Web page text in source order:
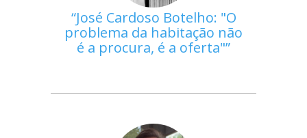
José Cardoso Botelho: "O
problema da habitação não
é a procura, é a oferta"